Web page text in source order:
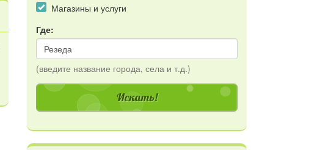
Магазины и услуги
Где:
(введите название города, села и т.д.)